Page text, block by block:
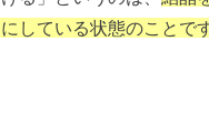
している状態のことで